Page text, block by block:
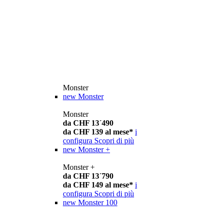
Monster
new Monster
Monster
da CHF 13´490
da CHF 139 al mese* i
configura Scopri di più
new Monster +
Monster +
da CHF 13´790
da CHF 149 al mese* i
configura Scopri di più
new Monster 100